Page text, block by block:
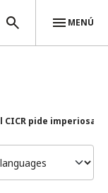
MENÚ
CICR pide